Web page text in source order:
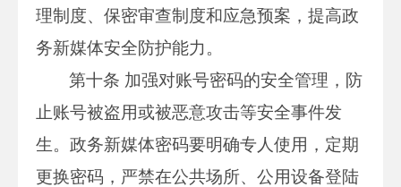
理制度、保密审查制度和应急预案，提高政
务新媒体安全防护能力。
第十条 加强对账号密码的安全管理，防
止账号被盗用或被恶意攻击等安全事件发
生。政务新媒体密码要明确专人使用，定期
更换密码，严禁在公共场所、公用设备登陆